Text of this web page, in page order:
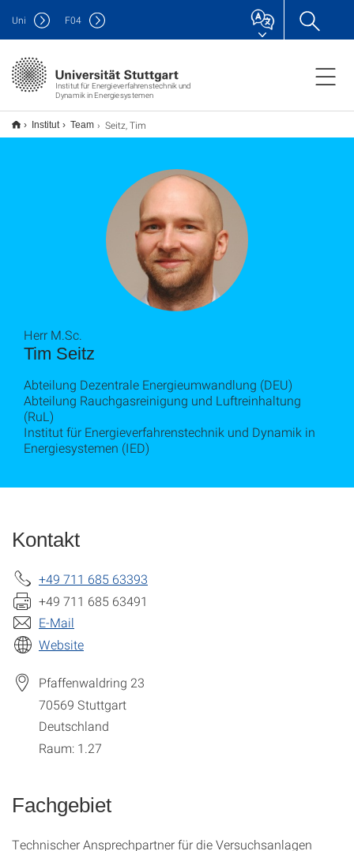
Institut für Energieverfahrenstechnik und
Dynamik in Energiesystemen
Uni F04
Institut Team Seitz, Tim
Tim Seitz
Herr M.Sc.
Abteilung Dezentrale Energieumwandlung (DEU)
Abteilung Rauchgasreinigung und Luftreinhaltung
(RuL)
Institut für Energieverfahrenstechnik und Dynamik in
Energiesystemen (IED)
Kontakt
+49 711 685 63393
+49 711 685 63491
E-Mail
Website
Pfaffenwaldring 23
70569 Stuttgart
Deutschland
Raum: 1.27
Fachgebiet
Technischer Ansprechpartner für die Versuchsanlagen